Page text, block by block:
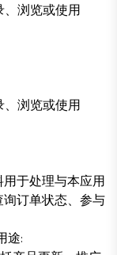
、浏览或使用
、浏览或使用
用于处理与本应用
询订单状态、参与
途: